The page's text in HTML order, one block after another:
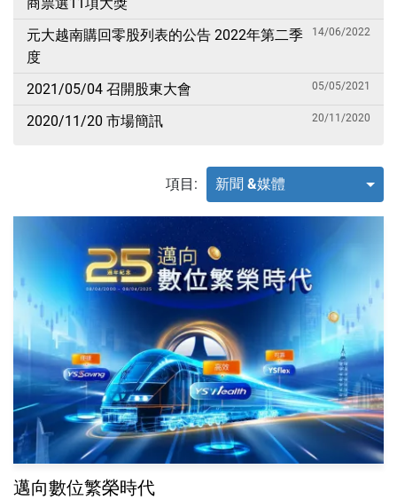
元大越南購回零股列表的公告 2022年第二季
度
14/06/2022
2021/05/04 召開股東大會 05/05/2021
2020/11/20 市場簡訊 20/11/2020
項目: 新聞 &媒體
邁向數位繁榮時代